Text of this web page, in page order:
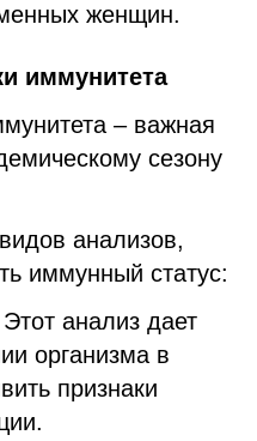
женщин.
иммунитета
– важная
сезону
анализов,
иммунный статус:
анализ дает
организма в
признаки